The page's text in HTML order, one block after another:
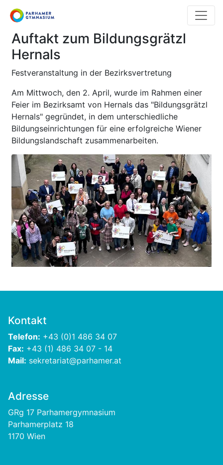
Direkt
zum
Auftakt zum Bildungsgrätzl
Hernals
Festveranstaltung in der Bezirksvertretung
Am Mittwoch, den 2. April, wurde im Rahmen einer
Feier im Bezirksamt von Hernals das "Bildungsgrätzl
Hernals" gegründet, in dem unterschiedliche
Bildungseinrichtungen für eine erfolgreiche Wiener
Bildungslandschaft zusammenarbeiten.
Previous Next
Kontakt
Telefon: +43 (0)1 486 34 07
Fax: +43 (1) 486 34 07 - 14
Mail: sekretariat@parhamer.at
Adresse
GRg 17 Parhamergymnasium
Parhamerplatz 18
1170 Wien